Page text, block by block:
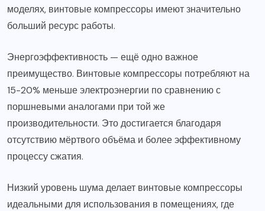
моделях, винтовые компрессоры имеют значительно
больший ресурс работы.
Энергоэффективность — ещё одно важное
преимущество. Винтовые компрессоры потребляют на
15-20% меньше электроэнергии по сравнению с
поршневыми аналогами при той же
производительности. Это достигается благодаря
отсутствию мёртвого объёма и более эффективному
процессу сжатия.
Низкий уровень шума делает винтовые компрессоры
идеальными для использования в помещениях, где